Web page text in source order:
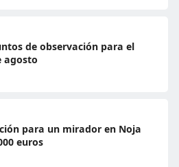
de observación para el
agosto
para un mirador en Noja
euros